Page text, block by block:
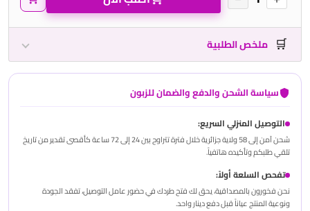
🛒 ملخص الطلبية
سياسة الشحن والدفع والضمان للزبون
التوصيل المنزلي السريع:
شحن آمن إلى 58 ولاية جزائرية خلال فترة تتراوح بين 24 إلى 72 ساعة كأقصى تقدير من تاريخ
تلقي طلبكم وتأكيده هاتفياً.
تفحص السلعة أولاً:
نحن فخورون بالمصداقية، يحق لك فتح طردك في حضور عامل التوصيل، تفقد الجودة
ونوعية المنتج عياناً قبل دفع دينار واحد.